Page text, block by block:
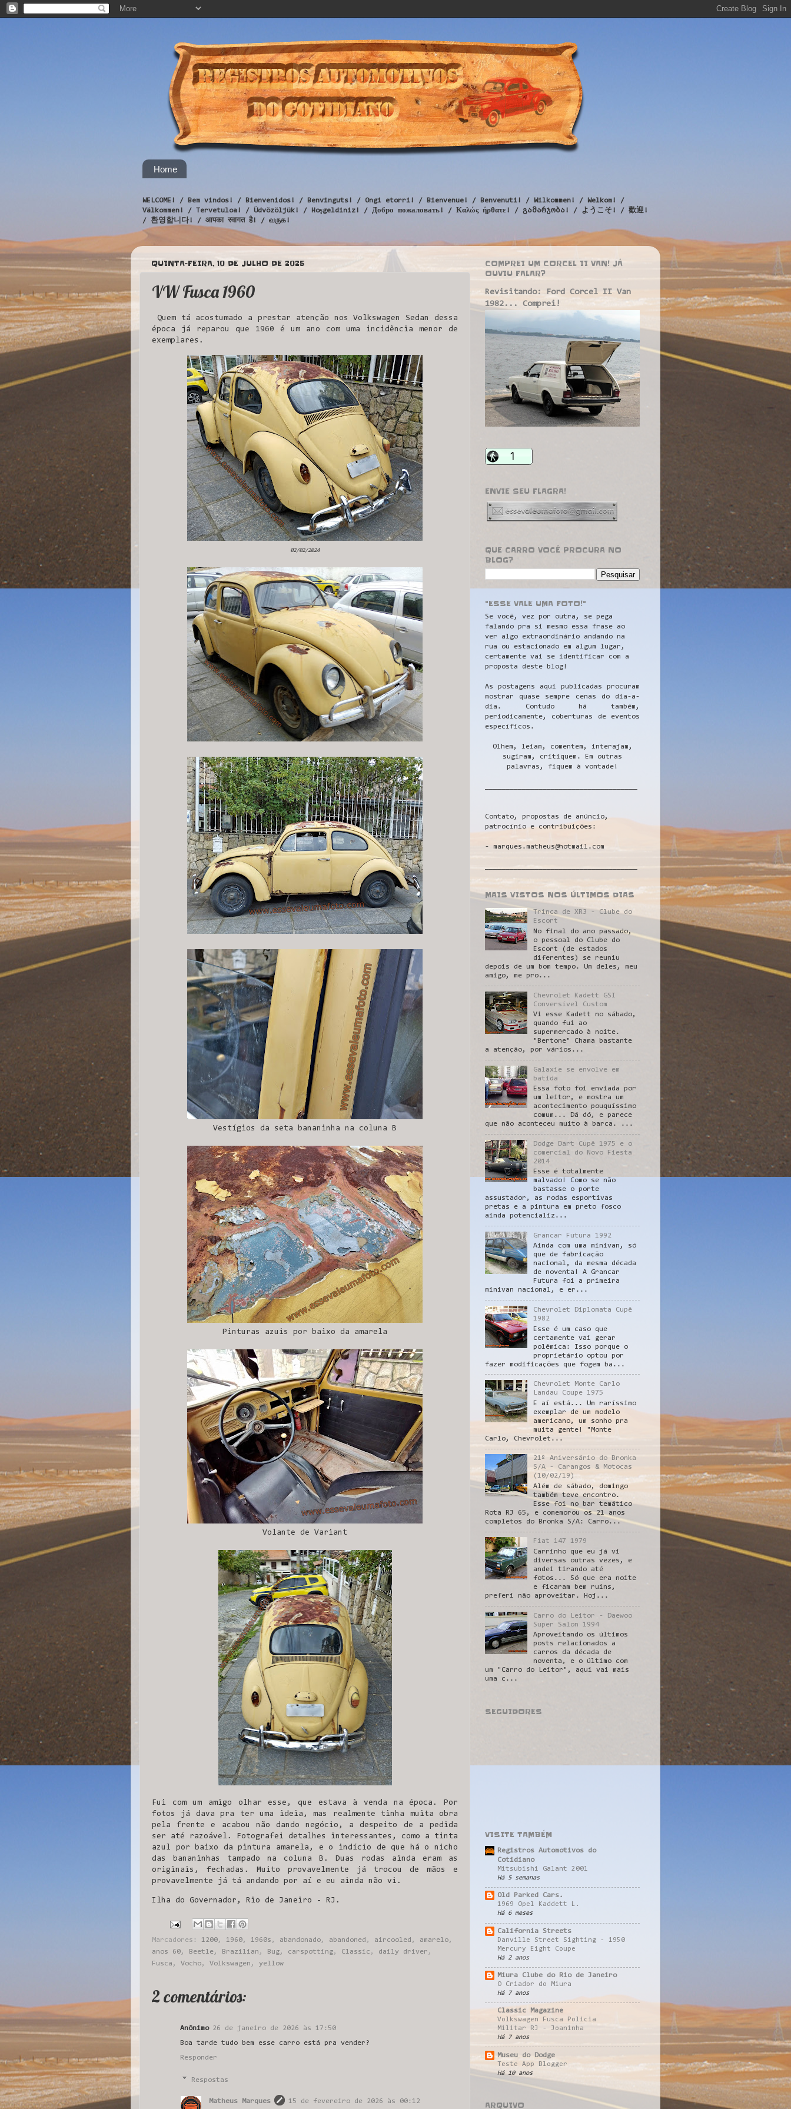
Home
WELCOME! / Bem vindos! / Bienvenidos! / Benvinguts! / Ongi etorri! / Bienvenue! / Benvenuti! / Wilkommen! / Welkom! /
Välkommen! / Tervetuloa! / Üdvözöljük! / Hoşgeldiniz! / Добро пожаловать! / Καλώς ήρθατε! / გამარჯობა! / ようこそ! / 歡迎!
/ 환영합니다! / आपका स्वागत है! / வருக!
QUINTA-FEIRA, 10 DE JULHO DE 2025
VW Fusca 1960
Quem tá acostumado a prestar atenção nos Volkswagen Sedan dessa
época já reparou que 1960 é um ano com uma incidência menor de
exemplares.
02/02/2024
Vestígios da seta bananinha na coluna B
Pinturas azuis por baixo da amarela
Volante de Variant
Fui com um amigo olhar esse, que estava à venda na época. Por
fotos já dava pra ter uma ideia, mas realmente tinha muita obra
pela frente e acabou não dando negócio, a despeito de a pedida
ser até razoável. Fotografei detalhes interessantes, como a tinta
azul por baixo da pintura amarela, e o indício de que há o nicho
das bananinhas tampado na coluna B. Duas rodas ainda eram as
originais, fechadas. Muito provavelmente já trocou de mãos e
provavelmente já tá andando por aí e eu ainda não vi.
Ilha do Governador, Rio de Janeiro - RJ.
Marcadores: 1200, 1960, 1960s , abandonado, abandoned , aircooled , amarelo,
anos 60, Beetle, Brazilian , Bug, carspotting, Classic , daily driver ,
Fusca , Vocho, Volkswagen , yellow
2 comentários:
Anônimo 26 de janeiro de 2026 às 17:50
Boa tarde tudo bem esse carro está pra vender?
Responder
Respostas
Matheus Marques 15 de fevereiro de 2026 às 00:12
COMPREI UM CORCEL II VAN! JÁ
OUVIU FALAR?
Revisitando: Ford Corcel II Van
1982... Comprei!
ENVIE SEU FLAGRA!
QUE CARRO VOCÊ PROCURA NO
BLOG?
"ESSE VALE UMA FOTO!"
Se você, vez por outra, se pega
falando pra si mesmo essa frase ao
ver algo extraordinário andando na
rua ou estacionado em algum lugar,
certamente vai se identificar com a
proposta deste blog!
As postagens aqui publicadas procuram
mostrar quase sempre cenas do dia-a-
dia. Contudo há também,
periodicamente, coberturas de eventos
específicos.
Olhem, leiam, comentem, interajam,
sugiram, critiquem. Em outras
palavras, fiquem à vontade!
Contato, propostas de anúncio,
patrocínio e contribuições:
- marques.matheus@hotmail.com
MAIS VISTOS NOS ÚLTIMOS DIAS
Trinca de XR3 - Clube do
Escort
No final do ano passado,
o pessoal do Clube do
Escort (de estados
diferentes) se reuniu
depois de um bom tempo. Um deles, meu
amigo, me pro...
Chevrolet Kadett GSI
Conversível Custom
Vi esse Kadett no sábado,
quando fui ao
supermercado à noite.
"Bertone" Chama bastante
a atenção, por vários...
Galaxie se envolve em
batida
Essa foto foi enviada por
um leitor, e mostra um
acontecimento pouquíssimo
comum... Dá dó, e parece
que não aconteceu muito à barca. ...
Dodge Dart Cupê 1975 e o
comercial do Novo Fiesta
2014
Esse é totalmente
malvado! Como se não
bastasse o porte
assustador, as rodas esportivas
pretas e a pintura em preto fosco
ainda potencializ...
Grancar Futura 1992
Ainda com uma minivan, só
que de fabricação
nacional, da mesma década
de noventa! A Grancar
Futura foi a primeira
minivan nacional, e er...
Chevrolet Diplomata Cupê
1982
Esse é um caso que
certamente vai gerar
polêmica: Isso porque o
proprietário optou por
fazer modificações que fogem ba...
Chevrolet Monte Carlo
Landau Coupe 1975
E aí está... Um raríssimo
exemplar de um modelo
americano, um sonho pra
muita gente! "Monte
Carlo, Chevrolet...
21º Aniversário do Bronka
S/A - Carangos & Motocas
(10/02/19)
Além de sábado, domingo
também teve encontro.
Esse foi no bar temático
Rota RJ 65, e comemorou os 21 anos
completos do Bronka S/A: Carro...
Fiat 147 1979
Carrinho que eu já vi
diversas outras vezes, e
andei tirando até
fotos... Só que era noite
e ficaram bem ruins,
preferi não aproveitar. Hoj...
Carro do Leitor - Daewoo
Super Salon 1994
Aproveitando os últimos
posts relacionados a
carros da década de
noventa, e o último com
um "Carro do Leitor", aqui vai mais
uma c...
SEGUIDORES
VISITE TAMBÉM
Registros Automotivos do
Cotidiano
Mitsubishi Galant 2001
Há 5 semanas
Old Parked Cars.
1969 Opel Kaddett L.
Há 6 meses
California Streets
Danville Street Sighting - 1950
Mercury Eight Coupe
Há 2 anos
Miura Clube do Rio de Janeiro
O Criador do Miura
Há 7 anos
Classic Magazine
Volkswagen Fusca Policia
Militar RJ - Joaninha
Há 7 anos
Museu do Dodge
Teste App Blogger
Há 10 anos
ARQUIVO